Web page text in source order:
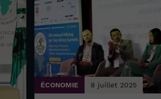
ÉCONOMIE 8 juillet 2025